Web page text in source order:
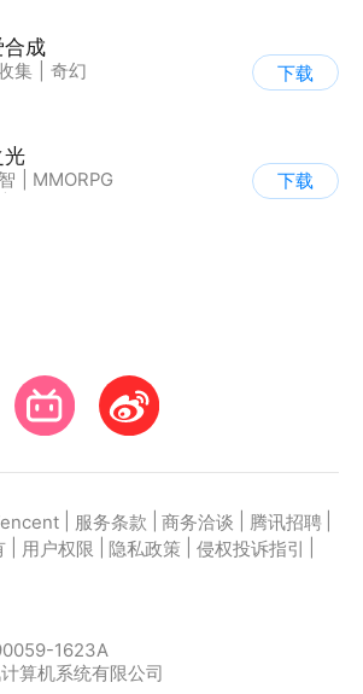
成
集
奇幻
下载
光
MMORPG
下载
服务条款 商务洽谈 腾讯招聘
用户权限 隐私政策 侵权投诉指引
1623A
算机系统有限公司